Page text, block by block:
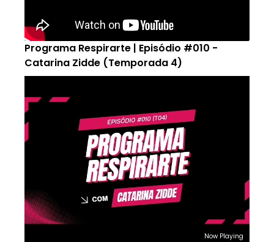
Programa Respirarte | Episódio #010 -
Catarina Zidde (Temporada 4)
Now Playing